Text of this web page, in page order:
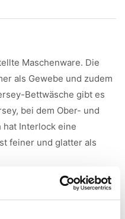
Maschenware. Die
als Gewebe und zudem
Bettwäsche gibt es
bei dem Ober- und
hat Interlock eine
feiner und glatter als
Jersey 100x200: